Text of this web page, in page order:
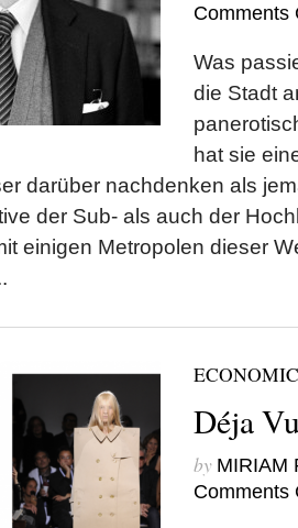
Comments
Was
die Stadt
hat sie
darüber nachdenken als
der Sub- als auch der
einigen Metropolen dieser
Déja
by MIRIAM
Comments